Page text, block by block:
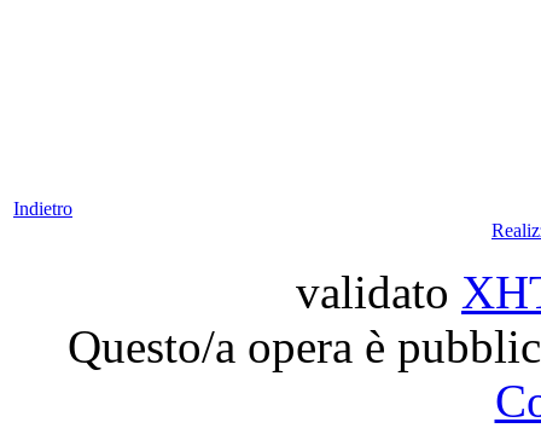
Indietro
validato
Questo/a opera è